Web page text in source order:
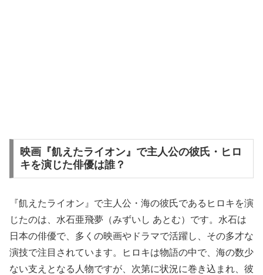
映画『飢えたライオン』で主人公の彼氏・ヒロ
キを演じた俳優は誰？
『飢えたライオン』で主人公・海の彼氏であるヒロキを演
じたのは、水石亜飛夢（みずいし あとむ）です。水石は
日本の俳優で、多くの映画やドラマで活躍し、その多才な
演技で注目されています。ヒロキは物語の中で、海の数少
ない支えとなる人物ですが、次第に状況に巻き込まれ、彼